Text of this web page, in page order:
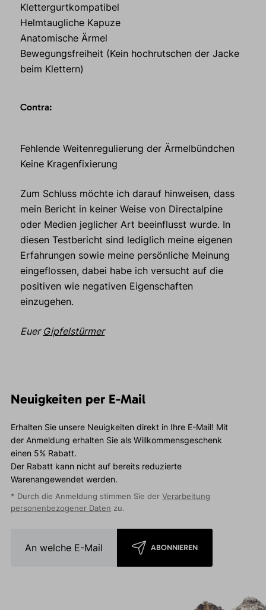
Klettergurtkompatibel
Helmtaugliche Kapuze
Anatomische Ärmel
Bewegungsfreiheit (Kein hochrutschen der Jacke
beim Klettern)
Contra:
Fehlende Weitenregulierung der Ärmelbündchen
Keine Kragenfixierung
Zum Schluss möchte ich darauf hinweisen, dass
mein Bericht in keiner Weise von Directalpine
oder Medien jeglicher Art beeinflusst wurde. In
diesen Testbericht sind lediglich meine eigenen
Erfahrungen sowie meine persönliche Meinung
eingeflossen, dabei habe ich versucht auf die
positiven wie negativen Eigenschaften
einzugehen.
Euer Gipfelstürmer
Neuigkeiten per E-Mail
Erhalten Sie unsere Neuigkeiten direkt in Ihre E-Mail! Mit
der Anmeldung erhalten Sie als Willkommensgeschenk
einen 5% Rabatt.
Der Rabatt kann nicht auf bereits reduzierte
Warenangewendet werden.
* Durch die Anmeldung stimmen Sie der Verarbeitung
personenbezogener Daten zu.
ABONNIEREN